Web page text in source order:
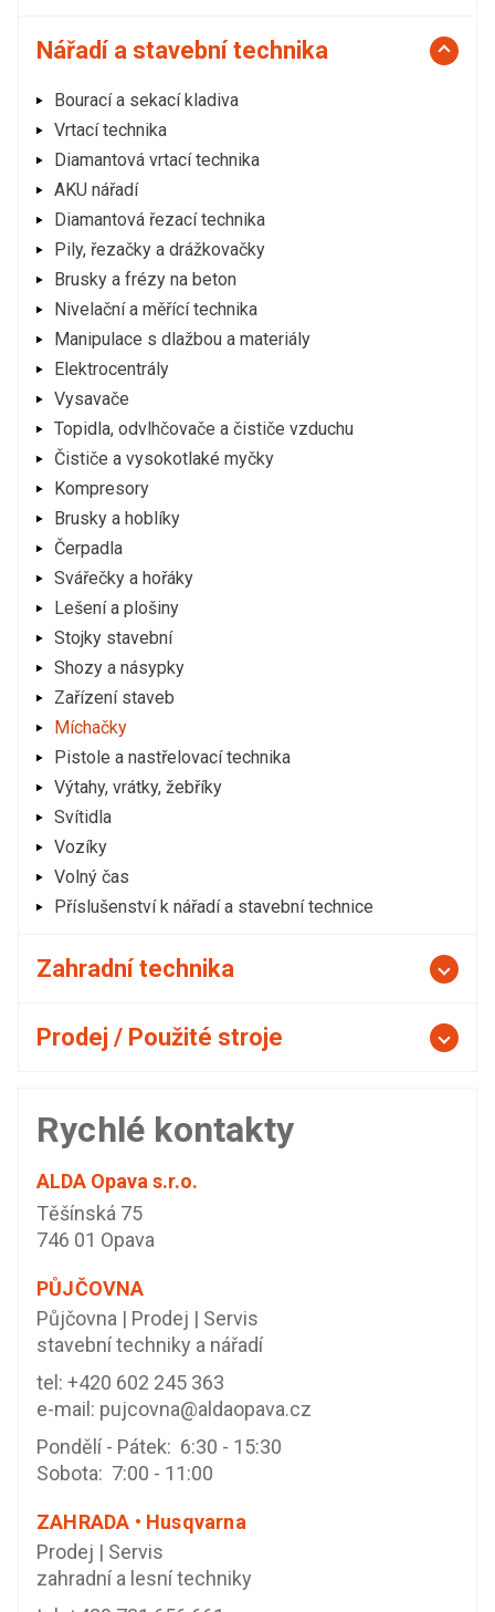
Nářadí a stavební technika
Bourací a sekací kladiva
Vrtací technika
Diamantová vrtací technika
AKU nářadí
Diamantová řezací technika
Pily, řezačky a drážkovačky
Brusky a frézy na beton
Nivelační a měřící technika
Manipulace s dlažbou a materiály
Elektrocentrály
Vysavače
Topidla, odvlhčovače a čističe vzduchu
Čističe a vysokotlaké myčky
Kompresory
Brusky a hoblíky
Čerpadla
Svářečky a hořáky
Lešení a plošiny
Stojky stavební
Shozy a násypky
Zařízení staveb
Míchačky
Pistole a nastřelovací technika
Výtahy, vrátky, žebříky
Svítidla
Vozíky
Volný čas
Příslušenství k nářadí a stavební technice
Zahradní technika
Prodej / Použité stroje
Rychlé kontakty
ALDA Opava s.r.o.
Těšínská 75
746 01 Opava
PŮJČOVNA
Půjčovna | Prodej | Servis
stavební techniky a nářadí
tel: +420 602 245 363
e-mail: pujcovna@aldaopava.cz
Pondělí - Pátek: 6:30 - 15:30
Sobota: 7:00 - 11:00
ZAHRADA • Husqvarna
Prodej | Servis
zahradní a lesní techniky